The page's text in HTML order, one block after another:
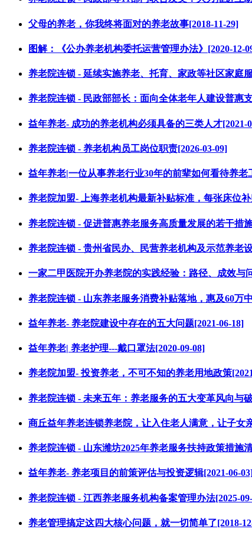
父母的养老，你我终将面对的养老故事[2018-11-29]
图解：《公办养老机构委托运营管理办法》[2020-12-
养老院连锁 - 延续实施养老、托育、家政等社区家庭
养老院连锁 - 民政部部长：面向全体老年人建设普惠
益年养老- 成功的养老机构必须具备的三类人才[2021-
养老院连锁 - 养老机构员工岗位职责[2026-03-09]
益年养老|一位从事养老行业30年的前辈如何看待养老
养老院加盟- 上海养老机构最新补贴标准，每张床位补
养老院连锁 - 促进普惠养老服务高质量发展的若干措
养老院连锁 - 贵州省民办、民营养老机构及示范养老
一家二甲医院开办养老院的实践经验：路径、成效与
养老院连锁 - 山东养老服务消费补贴落地，惠及60万
益年养老- 养老院建设中存在的五大问题[2021-06-18]
益年养老| 养老护理---戴口罩法[2020-09-08]
养老院加盟- 投资养老，不可不知的养老用地政策
养老院连锁 - 未来五年：养老服务的五大变革风向与
商丘益年养老连锁养老院，让入住老人满意，让子女
养老院连锁 - 山东潍坊2025年养老服务扶持政策措施
益年养老- 养老项目的前策评估与投资逻辑[2021-06-
养老院连锁 - 江西养老服务机构备案管理办法[2025-
养老管理搞定这四大核心问题，就一切简单了[2018-